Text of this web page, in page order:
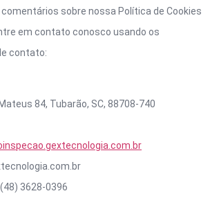
sobre nossa Política de Cookies
em contato conosco usando os
contato:
84, Tubarão, SC, 88708-740
3628-0396